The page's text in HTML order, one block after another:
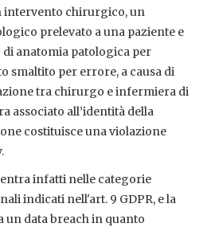
intervento chirurgico, un
prelevato a una paziente e
anatomia patologica per
smaltito per errore, a causa di
tra chirurgo e infermiera di
associato all’identità della
costituisce una violazione
infatti nelle categorie
indicati nell'art. 9 GDPR, e la
un data breach in quanto